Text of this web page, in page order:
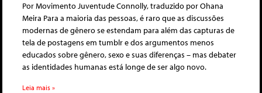
Por Movimento Juventude Connolly, traduzido por Ohana
Meira Para a maioria das pessoas, é raro que as discussões
modernas de gênero se estendam para além das capturas de
tela de postagens em tumblr e dos argumentos menos
educados sobre gênero, sexo e suas diferenças – mas debater
as identidades humanas está longe de ser algo novo.
Leia mais »